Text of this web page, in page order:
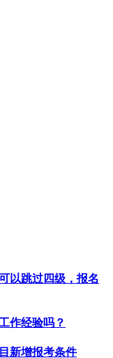
以跳过四级，报名
作经验吗？
新增报考条件